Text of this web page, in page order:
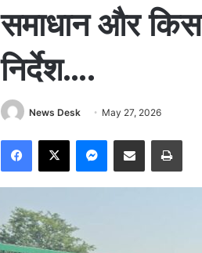
समाधान और
निर्देश….
News Desk May 27, 2026
Facebook
X Messenger
Share via Email Print